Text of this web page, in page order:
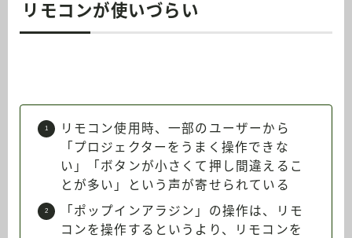
リモコンが使いづらい
リモコン使用時、一部のユーザーから
「プロジェクターをうまく操作できな
い」「ボタンが小さくて押し間違えるこ
とが多い」という声が寄せられている
「ポップインアラジン」の操作は、リモ
コンを操作するというより、リモコンを